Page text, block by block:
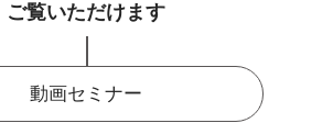
ご覧いただけます
動画セミナー